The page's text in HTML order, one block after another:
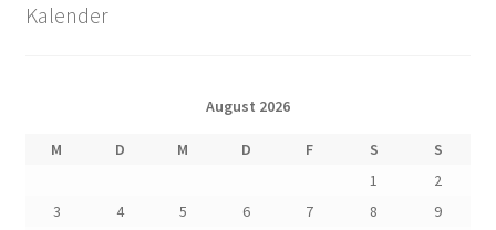
Kalender
August 2026
M D M D F S
S
1
2
3
4 5 6 7 8
9